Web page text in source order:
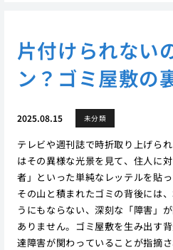
片付けられない
ン？ゴミ屋敷の
2025.08.15 未分類
テレビや週刊誌で時折取り上げら
はその異様な光景を見て、住人に
者」といった単純なレッテルを貼
その山と積まれたゴミの背後には
うにもならない、深刻な「障害」
ありません。ゴミ屋敷を生み出す
達障害が関わっていることが指摘